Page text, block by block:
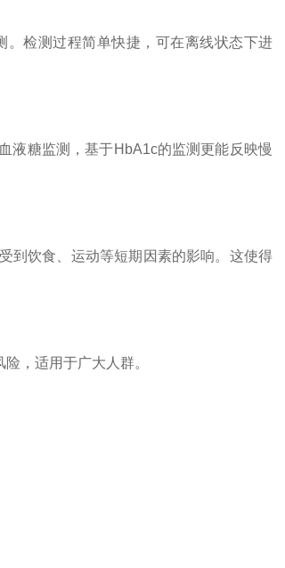
检测过程简单快捷，可在离线状态下进
糖监测，基于HbA1c的监测更能反映慢
饮食、运动等短期因素的影响。这使得
，适用于广大人群。